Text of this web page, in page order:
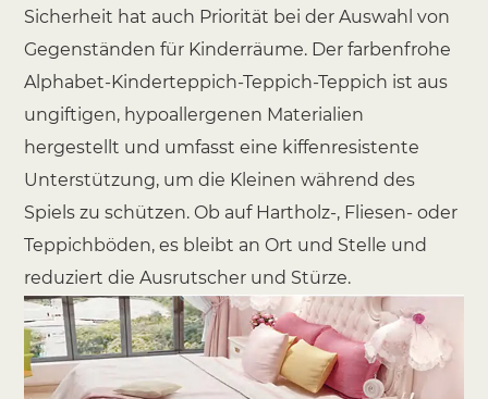
Sicherheit hat auch Priorität bei der Auswahl von
Gegenständen für Kinderräume. Der farbenfrohe
Alphabet-Kinderteppich-Teppich-Teppich ist aus
ungiftigen, hypoallergenen Materialien
hergestellt und umfasst eine kiffenresistente
Unterstützung, um die Kleinen während des
Spiels zu schützen. Ob auf Hartholz-, Fliesen- oder
Teppichböden, es bleibt an Ort und Stelle und
reduziert die Ausrutscher und Stürze.